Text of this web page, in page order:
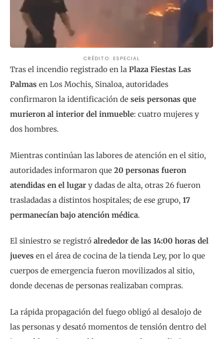
CRÉDITO: ESPECIAL
Tras el incendio registrado en la Plaza Fiestas Las
Palmas en Los Mochis, Sinaloa, autoridades
confirmaron la identificación de seis personas que
murieron al interior del inmueble: cuatro mujeres y
dos hombres.
Mientras continúan las labores de atención en el sitio,
autoridades informaron que 20 personas fueron
atendidas en el lugar y dadas de alta, otras 26 fueron
trasladadas a distintos hospitales; de ese grupo, 17
permanecían bajo atención médica.
El siniestro se registró alrededor de las 14:00 horas del
jueves en el área de cocina de la tienda Ley, por lo que
cuerpos de emergencia fueron movilizados al sitio,
donde decenas de personas realizaban compras.
La rápida propagación del fuego obligó al desalojo de
las personas y desató momentos de tensión dentro del